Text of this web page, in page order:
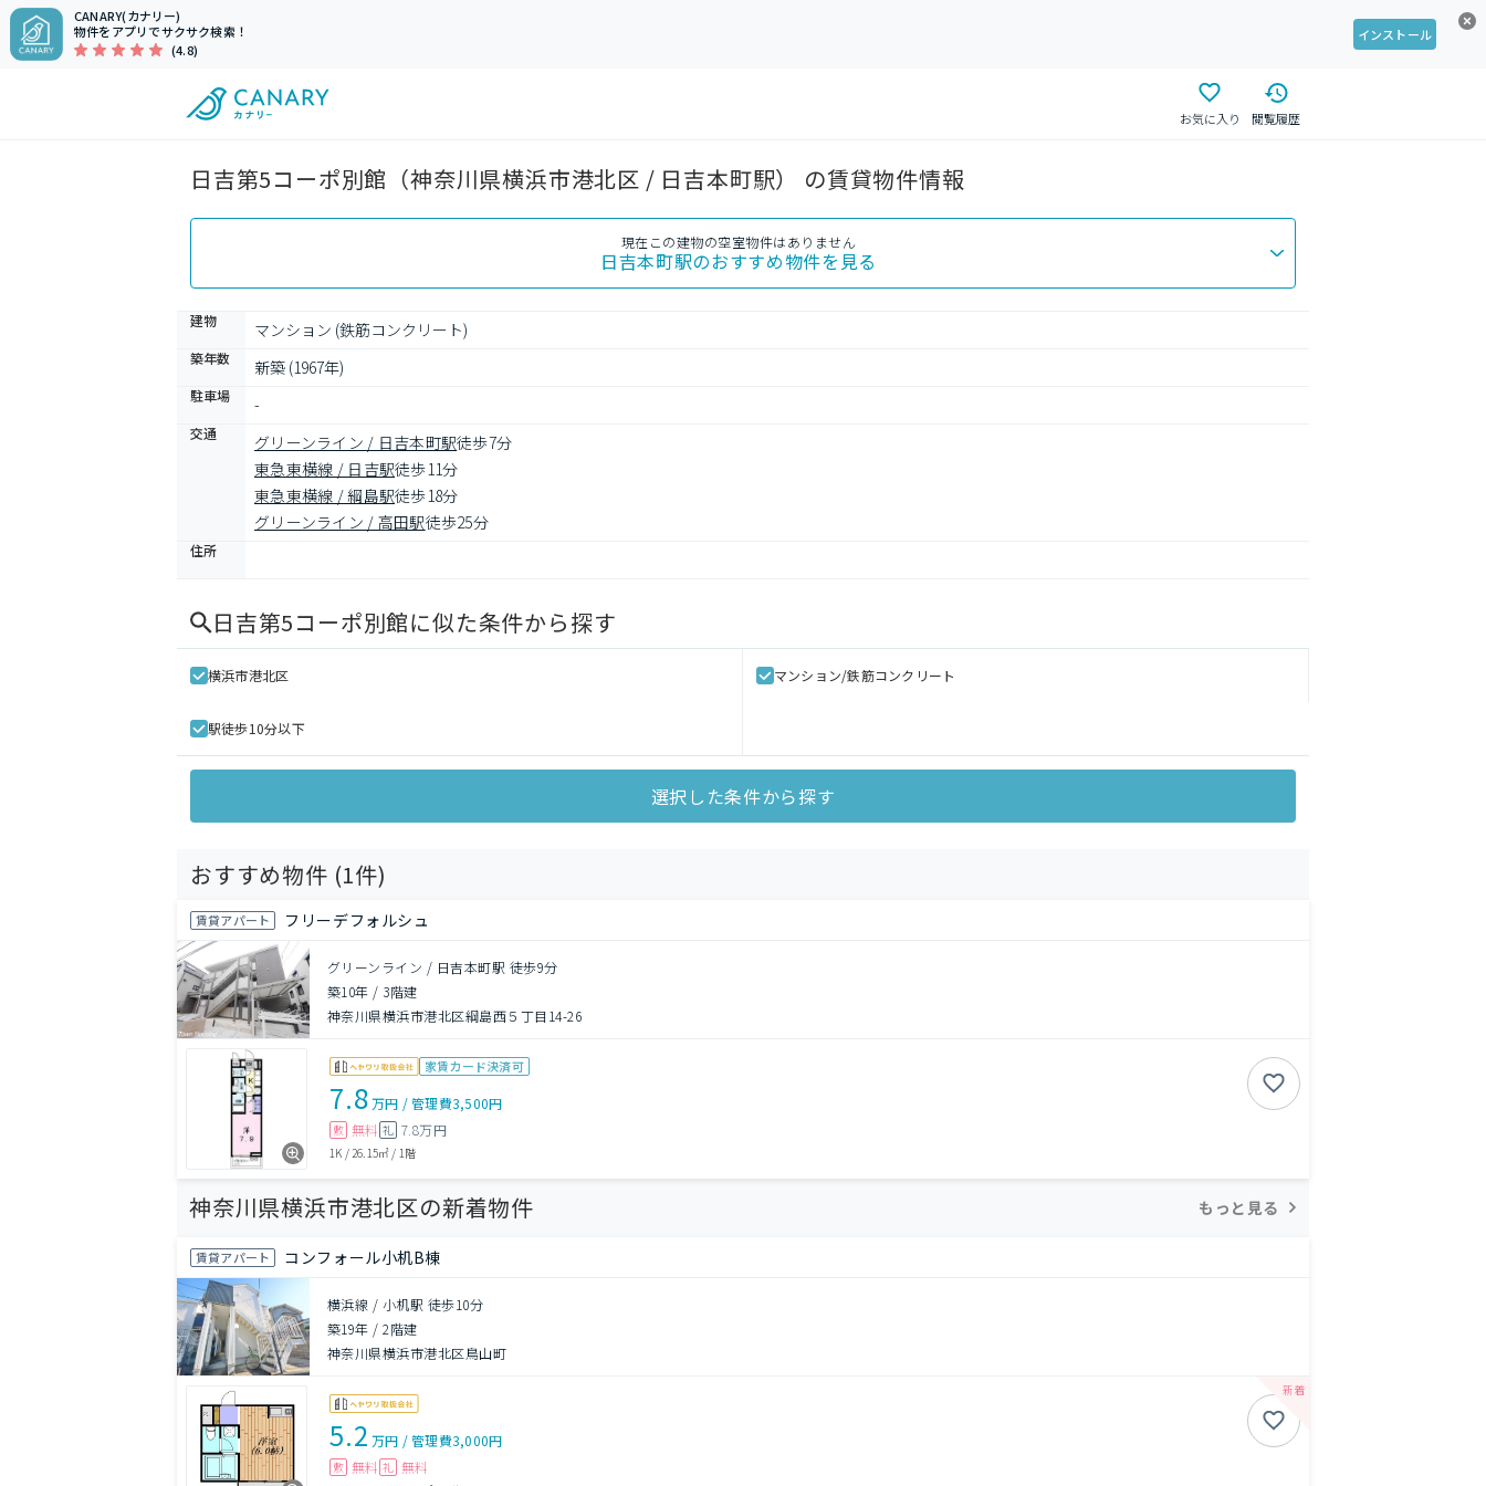
CANARY(カナリー)
物件をアプリでサクサク検索！
(4.8)
インストール
お気に入り 閲覧履歴
日吉第5コーポ別館（神奈川県横浜市港北区 / 日吉本町駅） の賃貸物件情報
現在この建物の空室物件はありません
日吉本町駅のおすすめ物件を見る
建物 マンション (鉄筋コンクリート)
築年数 新築 (1967年)
駐車場 -
交通 グリーンライン / 日吉本町駅徒歩7分
東急東横線 / 日吉駅徒歩11分
東急東横線 / 綱島駅徒歩18分
グリーンライン / 高田駅徒歩25分
住所
日吉第5コーポ別館に似た条件から探す
横浜市港北区 マンション/鉄筋コンクリート
駅徒歩10分以下
選択した条件から探す
おすすめ物件 (1件)
賃貸アパート フリーデフォルシュ
グリーンライン / 日吉本町駅 徒歩9分
築10年 / 3階建
神奈川県横浜市港北区綱島西５丁目14-26
家賃カード決済可
7.8万円 /管理費3,500円
敷 無料 礼 7.8万円
1K /26.15㎡ / 1階
神奈川県横浜市港北区の新着物件 もっと見る
賃貸アパート コンフォール小机B棟
横浜線 / 小机駅 徒歩10分
築19年 /2階建
神奈川県横浜市港北区鳥山町
5.2 万円 /管理費3,000円
敷 無料 礼 無料